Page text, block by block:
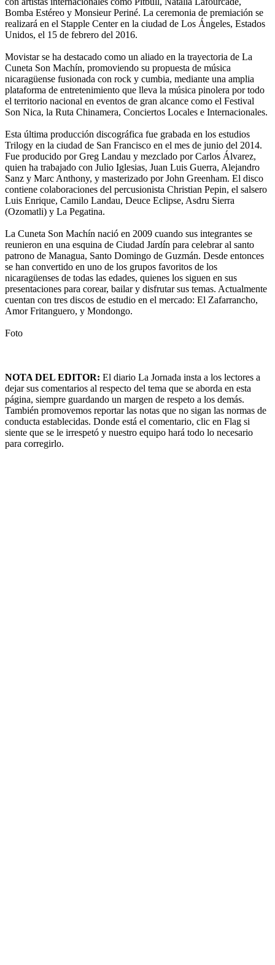
Bomba Estéreo y Monsieur Periné. La ceremonia de premiación se
realizará en el Stapple Center en la ciudad de Los Ángeles, Estados
Unidos, el 15 de febrero del 2016.
Movistar se ha destacado como un aliado en la trayectoria de La
Cuneta Son Machín, promoviendo su propuesta de música
nicaragüense fusionada con rock y cumbia, mediante una amplia
plataforma de entretenimiento que lleva la música pinolera por todo
el territorio nacional en eventos de gran alcance como el Festival
Son Nica, la Ruta Chinamera, Conciertos Locales e Internacionales.
Esta última producción discográfica fue grabada en los estudios
Trilogy en la ciudad de San Francisco en el mes de junio del 2014.
Fue producido por Greg Landau y mezclado por Carlos Álvarez,
quien ha trabajado con Julio Iglesias, Juan Luis Guerra, Alejandro
Sanz y Marc Anthony, y masterizado por John Greenham. El disco
contiene colaboraciones del percusionista Christian Pepin, el salsero
Luis Enrique, Camilo Landau, Deuce Eclipse, Asdru Sierra
(Ozomatli) y La Pegatina.
La Cuneta Son Machín nació en 2009 cuando sus integrantes se
reunieron en una esquina de Ciudad Jardín para celebrar al santo
patrono de Managua, Santo Domingo de Guzmán. Desde entonces
se han convertido en uno de los grupos favoritos de los
nicaragüenses de todas las edades, quienes los siguen en sus
presentaciones para corear, bailar y disfrutar sus temas. Actualmente
cuentan con tres discos de estudio en el mercado: El Zafarrancho,
Amor Fritanguero, y Mondongo.
Foto
NOTA DEL EDITOR: El diario La Jornada insta a los lectores a
dejar sus comentarios al respecto del tema que se aborda en esta
página, siempre guardando un margen de respeto a los demás.
También promovemos reportar las notas que no sigan las normas de
conducta establecidas. Donde está el comentario, clic en Flag si
siente que se le irrespetó y nuestro equipo hará todo lo necesario
para corregirlo.